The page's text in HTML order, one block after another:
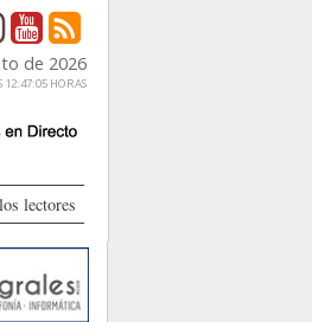
de 2026
12:47:05 HORAS
lectores